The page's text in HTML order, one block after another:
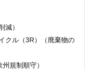
減）
クル（3R）（廃棄物の
規制順守）